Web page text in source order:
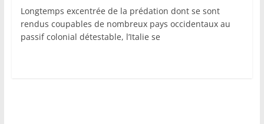
Longtemps excentrée de la prédation dont se sont
rendus coupables de nombreux pays occidentaux au
passif colonial détestable, l’Italie se